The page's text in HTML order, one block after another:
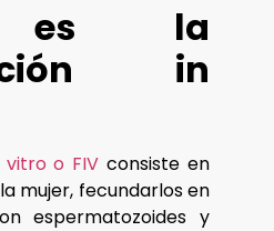
es la
in
o FIV consiste en
mujer, fecundarlos en
espermatozoides y